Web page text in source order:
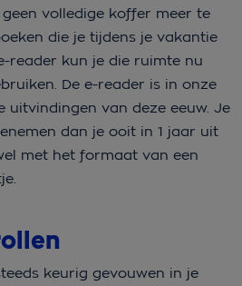
volledige koffer meer te
die je tijdens je vakantie
reader kun je die ruimte nu
De e-reader is in onze
uitvindingen van deze eeuw. Je
dan je ooit in 1 jaar uit
met het formaat van een
keurig gevouwen in je